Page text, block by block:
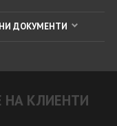
ДОКУМЕНТИ
НА КЛИЕНТИ